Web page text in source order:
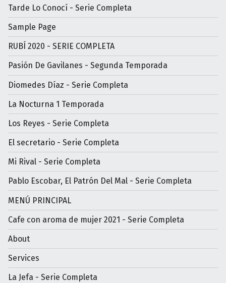
Tarde Lo Conocí - Serie Completa
Sample Page
RUBÍ 2020 - SERIE COMPLETA
Pasión De Gavilanes - Segunda Temporada
Diomedes Díaz - Serie Completa
La Nocturna 1 Temporada
Los Reyes - Serie Completa
El secretario - Serie Completa
Mi Rival - Serie Completa
Pablo Escobar, El Patrón Del Mal - Serie Completa
MENÚ PRINCIPAL
Cafe con aroma de mujer 2021 - Serie Completa
About
Services
La Jefa - Serie Completa